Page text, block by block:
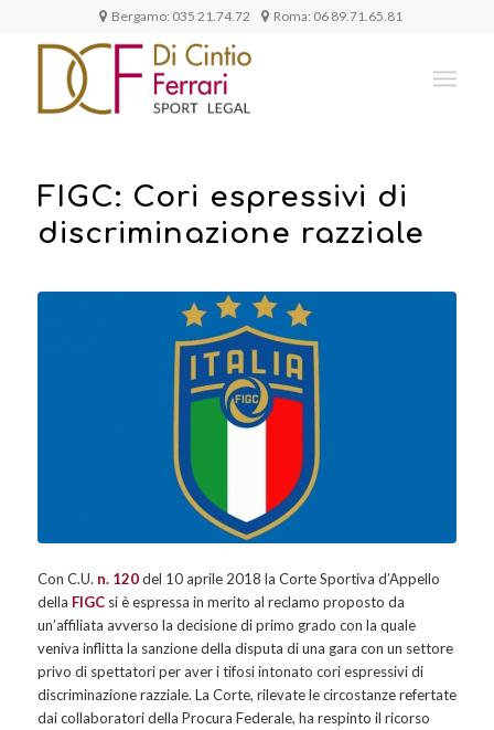
Bergamo: 035 21.74.72 Roma: 06 89.71.65.81
FIGC: Cori espressivi di
discriminazione razziale
Con C.U. n. 120del 10 aprile 2018 la Corte Sportiva d’Appello
della FIGCsi è espressa in merito al reclamo proposto da
un’affiliata avverso la decisione di primo grado con la quale
veniva inflitta la sanzione della disputa di una gara con un settore
privo di spettatori per aver i tifosi intonato cori espressivi di
discriminazione razziale. La Corte, rilevate le circostanze refertate
dai collaboratori della Procura Federale, ha respinto il ricorso